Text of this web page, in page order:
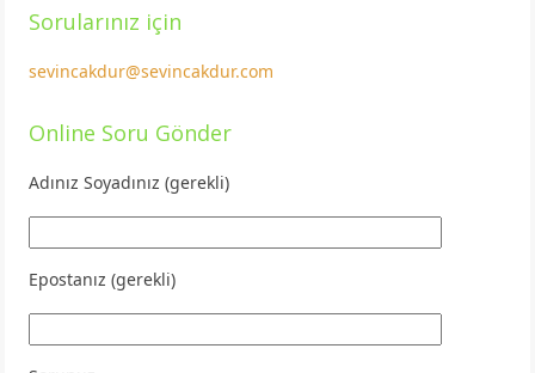
Sorularınız için
sevincakdur@sevincakdur.com
Online Soru Gönder
Adınız Soyadınız (gerekli)
Epostanız (gerekli)